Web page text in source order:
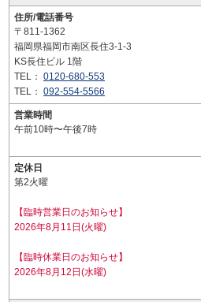
住所/電話番号
〒811-1362
福岡県福岡市南区長住3-1-3
KS長住ビル 1階
TEL： 0120-680-553
TEL： 092-554-5566
営業時間
午前10時〜午後7時
定休日
第2火曜
【臨時営業日のお知らせ】
2026年8月11日(火曜)
【臨時休業日のお知らせ】
2026年8月12日(水曜)